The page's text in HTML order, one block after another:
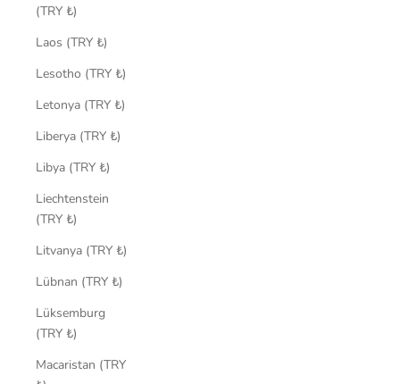
(TRY ₺)
Laos (TRY ₺)
Lesotho (TRY ₺)
Letonya (TRY ₺)
Liberya (TRY ₺)
Libya (TRY ₺)
Liechtenstein
(TRY ₺)
Litvanya (TRY ₺)
Lübnan (TRY ₺)
Lüksemburg
(TRY ₺)
Macaristan (TRY